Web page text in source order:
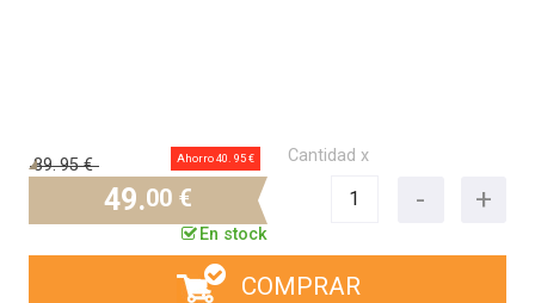
89.95 € Ahorro 40. 95 €
49.00 €
En stock
Cantidad x
COMPRAR